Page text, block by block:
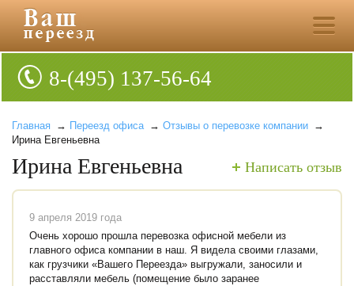
8-(495) 137-56-64
Главная → Переезд офиса → Отзывы о перевозке компании →
Ирина Евгеньевна
Написать отзыв
Ирина Евгеньевна
9 апреля 2019 года
Очень хорошо прошла перевозка офисной мебели из
главного офиса компании в наш. Я видела своими глазами,
как грузчики «Вашего Переезда» выгружали, заносили и
расставляли мебель (помещение было заранее